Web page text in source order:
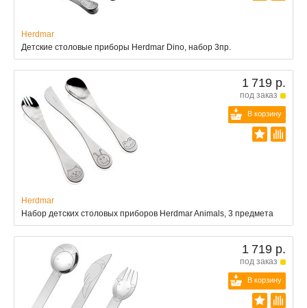
Herdmar
Детские столовые приборы Herdmar Dino, набор 3пр.
1 719 р.
под заказ
В корзину
Herdmar
Набор детских столовых приборов Herdmar Animals, 3 предмета
1 719 р.
под заказ
В корзину